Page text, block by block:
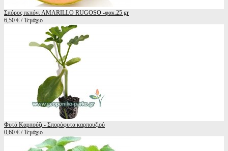
Σπόρος πεπόνι AMARILLO RUGOSO -φακ.25 gr
6,50 € / Τεμάχιο
Φυτά Καρπούζι - Σπορόφυτα καρπουζιού
0,60 € / Τεμάχιο